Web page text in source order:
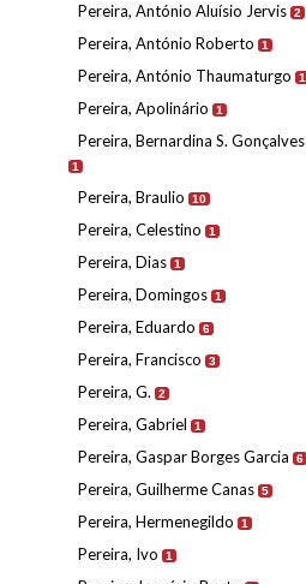
Pereira, António Aluísio Jervis 2
Pereira, António Roberto 1
Pereira, António Thaumaturgo 1
Pereira, Apolinário 1
Pereira, Bernardina S. Gonçalves
1
Pereira, Braulio 10
Pereira, Celestino 1
Pereira, Dias 1
Pereira, Domingos 1
Pereira, Eduardo 6
Pereira, Francisco 3
Pereira, G. 2
Pereira, Gabriel 1
Pereira, Gaspar Borges Garcia 6
Pereira, Guilherme Canas 5
Pereira, Hermenegildo 1
Pereira, Ivo 1